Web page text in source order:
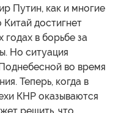
Путин, как и многие
Китай достигнет
в борьбе за
Но ситуация
во время
Теперь, когда в
КНР оказываются